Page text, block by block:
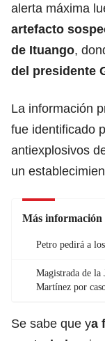
alerta máxima
artefacto
de Ituango,
del presidente
La información
fue identificado
antiexplosivos
un
Más información
Petro pedirá a
Magistrada de la
Martínez por
Se sabe que ya